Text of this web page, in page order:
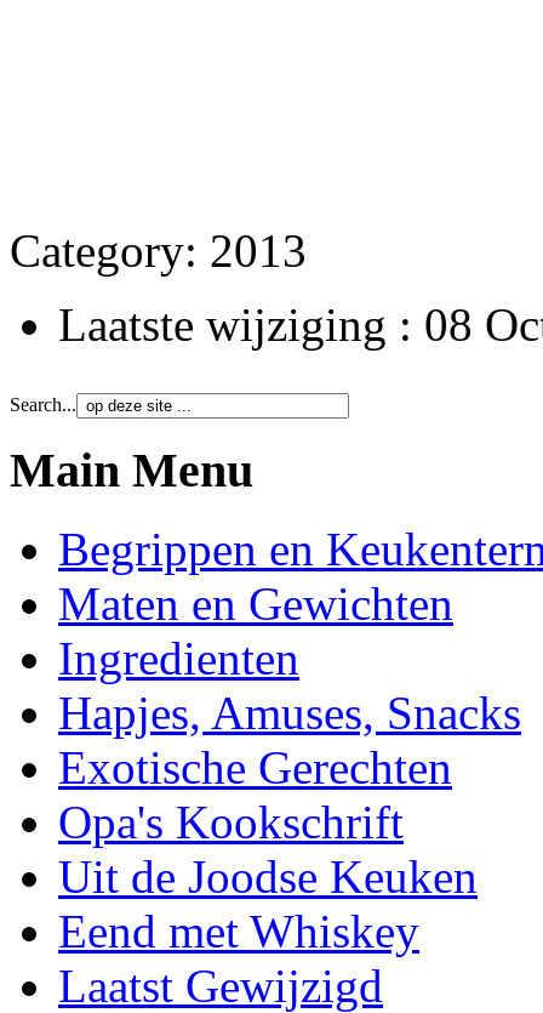
Category: 2013
Laatste wijziging : 08
Search...
Main Menu
Begrippen en
Maten en Gewichten
Ingredienten
Hapjes, Amuses, Snacks
Exotische Gerechten
Opa's Kookschrift
Uit de Joodse Keuken
Eend met Whiskey
Laatst Gewijzigd